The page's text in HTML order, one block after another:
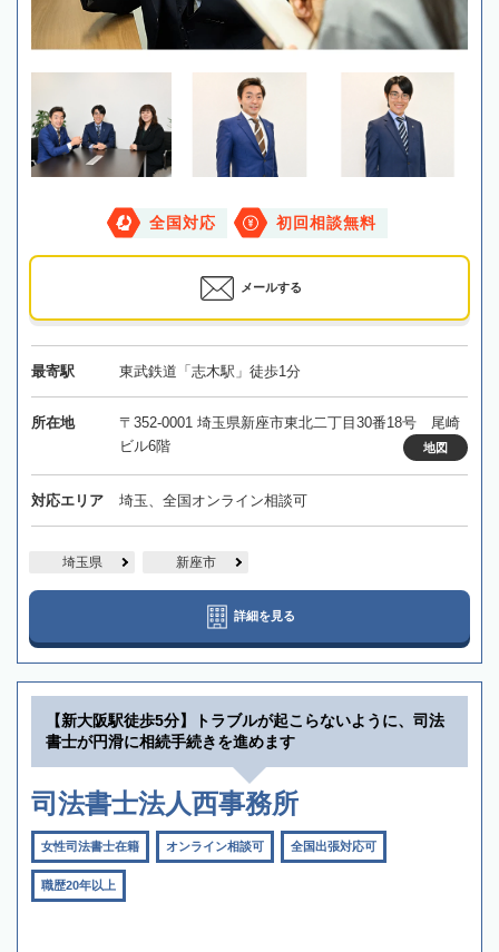
全国対応 初回相談無料
メールする
最寄駅 東武鉄道「志木駅」徒歩1分
所在地
〒352-0001 埼玉県新座市東北二丁目30番18号 尾崎
ビル6階
地図
対応エリア 埼玉、全国オンライン相談可
埼玉県 新座市
詳細を見る
【新大阪駅徒歩5分】トラブルが起こらないように、司法
書士が円滑に相続手続きを進めます
司法書士法人西事務所
女性司法書士在籍 オンライン相談可 全国出張対応可
職歴20年以上